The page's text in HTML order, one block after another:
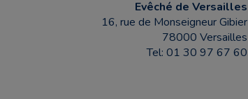
Evêché de Versailles
16, rue de Monseigneur Gibier
78000 Versailles
Tel: 01 30 97 67 60